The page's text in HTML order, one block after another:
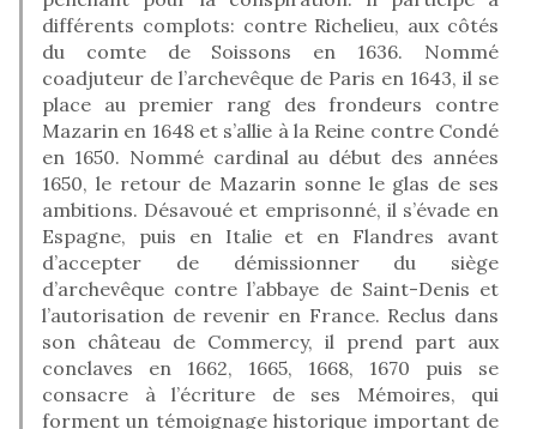
différents complots: contre Richelieu, aux côtés
du comte de Soissons en 1636. Nommé
coadjuteur de l’archevêque de Paris en 1643, il se
place au premier rang des frondeurs contre
Mazarin en 1648 et s’allie à la Reine contre Condé
en 1650. Nommé cardinal au début des années
1650, le retour de Mazarin sonne le glas de ses
ambitions. Désavoué et emprisonné, il s’évade en
Espagne, puis en Italie et en Flandres avant
d’accepter de démissionner du siège
d’archevêque contre l’abbaye de Saint-Denis et
l’autorisation de revenir en France. Reclus dans
son château de Commercy, il prend part aux
conclaves en 1662, 1665, 1668, 1670 puis se
consacre à l’écriture de ses Mémoires, qui
forment un témoignage historique important de